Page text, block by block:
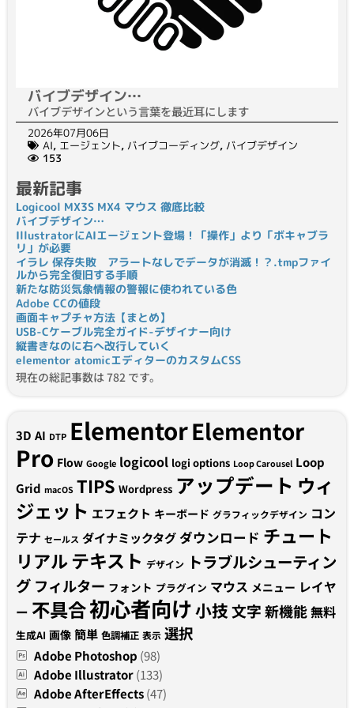
バイブデザイン…
バイブデザインという言葉を最近耳にします
2026年07月06日
AI, エージェント, バイブコーディング, バイブデザイン
153
最新記事
Logicool MX3S MX4 マウス 徹底比較
バイブデザイン…
IllustratorにAIエージェント登場！「操作」より「ボキャブラ
リ」が必要
イラレ 保存失敗 アラートなしでデータが消滅！？.tmpファイ
ルから完全復旧する手順
新たな防災気象情報の警報に使われている色
Adobe CCの値段
画面キャプチャ方法【まとめ】
USB-Cケーブル完全ガイド-デザイナー向け
縦書きなのに右へ改行していく
elementor atomicエディターのカスタムCSS
現在の総記事数は 782 です。
3D AI DTP ElementorElementor
Pro Flow Google logicool logi options Loop Carousel Loop
Grid macOS TIPS Wordpress アップデート ウィ
ジェット エフェクト キーボード グラフィックデザイン コン
テナ セールス ダイナミックタグダウンロード チュート
リアルテキスト デザイン トラブルシューティン
グ フィルター フォント プラグイン マウス メニュー レイヤ
ー 不具合初心者向け小技文字新機能無料
生成AI 画像 簡単 色調補正 表示 選択
Adobe Photoshop (98)
Adobe Illustrator(133)
Adobe AfterEffects(47)